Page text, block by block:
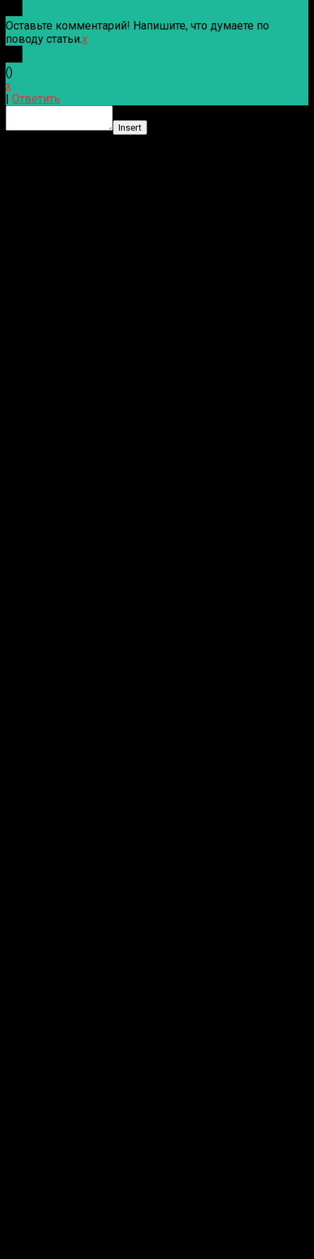
Оставьте комментарий! Напишите, что думаете по
поводу статьи.x
()
x
Ответить
Insert